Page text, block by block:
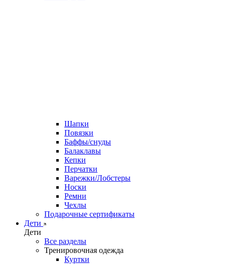
Шапки
Повязки
Баффы/снуды
Балаклавы
Кепки
Перчатки
Варежки/Лобстеры
Носки
Ремни
Чехлы
Подарочные сертификаты
Дети
Дети
Все разделы
Тренировочная одежда
Куртки